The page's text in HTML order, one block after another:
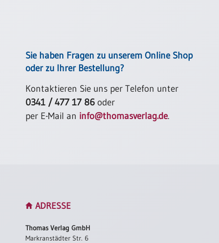
Jahreslosung
Restbestände
Sie haben Fragen zu unserem Online Shop
oder zu Ihrer Bestellung?
Kontaktieren Sie uns per Telefon unter
0341 / 477 17 86 oder
per E-Mail an info@thomasverlag.de.
ADRESSE
Thomas Verlag GmbH
Markranstädter Str. 6